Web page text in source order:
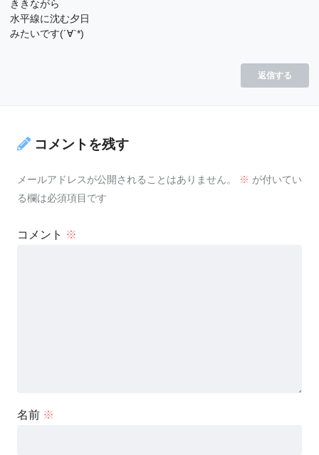
ききながら
水平線に沈む夕日
みたいです(´∀`*)
返信する
コメントを残す
メールアドレスが公開されることはありません。 ※ が付いてい
る欄は必須項目です
コメント ※
名前 ※